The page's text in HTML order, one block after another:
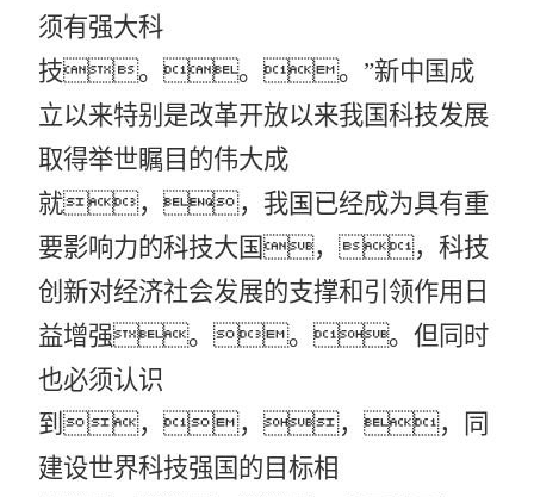
须有强大科
技。。。”新中国成
立以来特别是改革开放以来我国科技发展
取得举世瞩目的伟大成
就，，我国已经成为具有重
要影响力的科技大国，，科技
创新对经济社会发展的支撑和引领作用日
益增强。。。但同时
也必须认识
到，，，，同
建设世界科技强国的目标相